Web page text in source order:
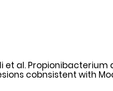
et al.
cobnsistent with